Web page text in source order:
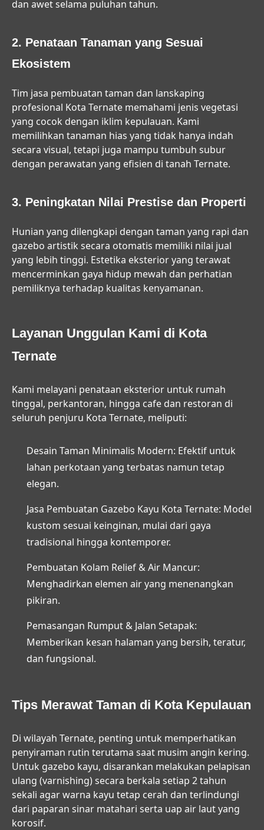
dan awet selama puluhan tahun.
2. Penataan Tanaman yang Sesuai
Ekosistem
Tim jasa pembuatan taman dan lanskaping
profesional Kota Ternate memahami jenis vegetasi
yang cocok dengan iklim kepulauan. Kami
memilihkan tanaman hias yang tidak hanya indah
secara visual, tetapi juga mampu tumbuh subur
dengan perawatan yang efisien di tanah Ternate.
3. Peningkatan Nilai Prestise dan Properti
Hunian yang dilengkapi dengan taman yang rapi dan
gazebo artistik secara otomatis memiliki nilai jual
yang lebih tinggi. Estetika eksterior yang terawat
mencerminkan gaya hidup mewah dan perhatian
pemiliknya terhadap kualitas kenyamanan.
Layanan Unggulan Kami di Kota
Ternate
Kami melayani penataan eksterior untuk rumah
tinggal, perkantoran, hingga cafe dan restoran di
seluruh penjuru Kota Ternate, meliputi:
Desain Taman Minimalis Modern: Efektif untuk
lahan perkotaan yang terbatas namun tetap
elegan.
Jasa Pembuatan Gazebo Kayu Kota Ternate: Model
kustom sesuai keinginan, mulai dari gaya
tradisional hingga kontemporer.
Pembuatan Kolam Relief & Air Mancur:
Menghadirkan elemen air yang menenangkan
pikiran.
Pemasangan Rumput & Jalan Setapak:
Memberikan kesan halaman yang bersih, teratur,
dan fungsional.
Tips Merawat Taman di Kota Kepulauan
Di wilayah Ternate, penting untuk memperhatikan
penyiraman rutin terutama saat musim angin kering.
Untuk gazebo kayu, disarankan melakukan pelapisan
ulang (varnishing) secara berkala setiap 2 tahun
sekali agar warna kayu tetap cerah dan terlindungi
dari paparan sinar matahari serta uap air laut yang
korosif.